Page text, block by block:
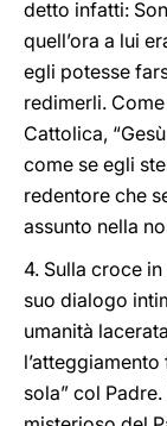
detto infatti:
quell’ora a lui
egli potesse
redimerli.
Cattolica,
come se egli
redentore che
assunto nella
4. Sulla croce
suo dialogo
umanità
sola” col